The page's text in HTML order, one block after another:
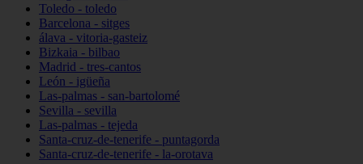
Toledo - toledo
Barcelona - sitges
álava - vitoria-gasteiz
Bizkaia - bilbao
Madrid - tres-cantos
León - igüeña
Las-palmas - san-bartolomé
Sevilla - sevilla
Las-palmas - tejeda
Santa-cruz-de-tenerife - puntagorda
Santa-cruz-de-tenerife - la-orotava